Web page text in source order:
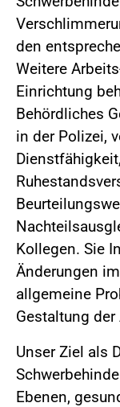
den
Weitere
Einrichtung
Behördliches
in der Polizei,
Dienstfähigkeit,
Kollegen. Sie
Änderungen
allgemeine
Gestaltung
Unser Ziel als
Ebenen,